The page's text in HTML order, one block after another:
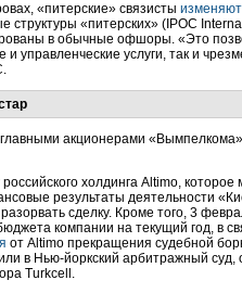
«питерские» связисты
структуры «питерских» (IPOC
в обычные офшоры. «Это
управленческие услуги, так и
акционерами
холдинга Altimo,
результаты деятельности
сделку. Кроме того, 3
компании на текущий год, в
от Altimo прекращения судебной
в Нью-йоркский арбитражный суд,
Turkcell.